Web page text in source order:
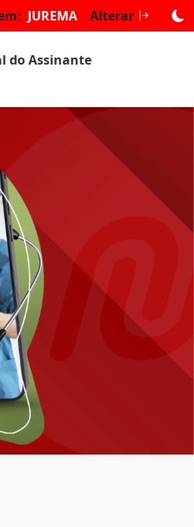
JUREMA Alterar
do Assinante